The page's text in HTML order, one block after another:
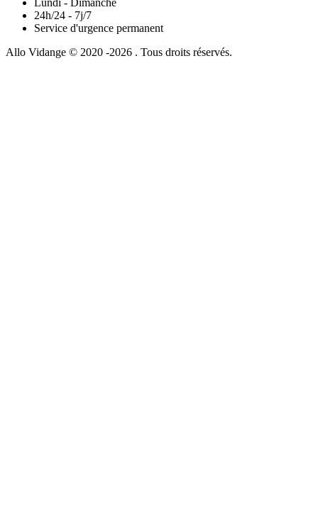
24h/24 - 7j/7
Service d'urgence permanent
Allo Vidange © 2020 -2026 . Tous droits réservés.